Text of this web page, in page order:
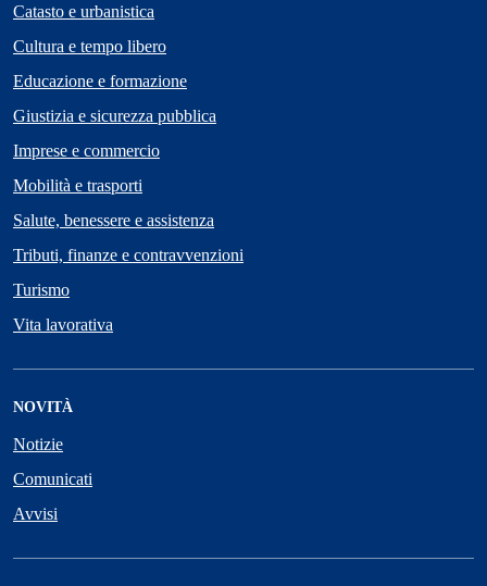
Catasto e urbanistica
Cultura e tempo libero
Educazione e formazione
Giustizia e sicurezza pubblica
Imprese e commercio
Mobilità e trasporti
Salute, benessere e assistenza
Tributi, finanze e contravvenzioni
Turismo
Vita lavorativa
NOVITÀ
Notizie
Comunicati
Avvisi